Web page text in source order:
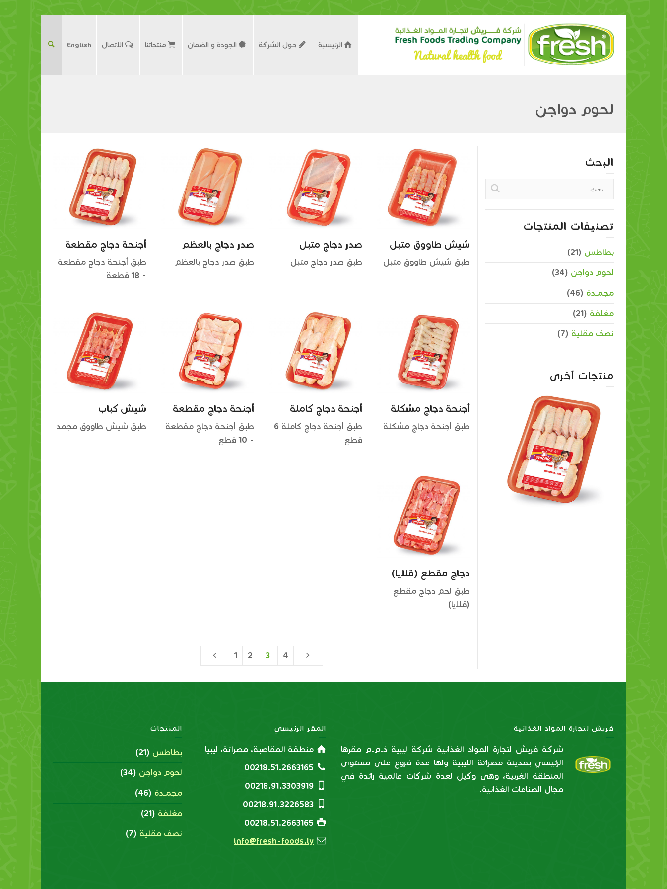
الرئيسية حول الشركة الجودة و الضمان منتجاتنا الاتصال English
لحوم دواجن
البحث
تصنيفات المنتجات
بطاطس (21)
لحوم دواجن (34)
مجمــدة (46)
مغلفة (21)
نصف مقلية (7)
منتجات أخرى
أجنحة دجاج مقطعة
صدر دجاج بالعظم
شرائح أفخاذ برجر دجاج
شيش طاووق متبل
طبق شيش طاووق متبل
صدر دجاج متبل
طبق صدر دجاج متبل
صدر دجاج بالعظم
طبق صدر دجاج بالعظم
أجنحة دجاج مقطعة
طبق أجنحة دجاج مقطعة
- 18 قطعة
أجنحة دجاج مشكلة
طبق أجنحة دجاج مشكلة
أجنحة دجاج كاملة
طبق أجنحة دجاج كاملة 6
قطع
أجنحة دجاج مقطعة
طبق أجنحة دجاج مقطعة
- 10 قطع
شيش كباب
طبق شيش طاووق مجمد
دجاج مقطع (قلايا)
طبق لحم دجاج مقطع
(قلايا)
1 2 3 4
فريش لتجارة المواد الغذائية
شركة فريش لتجارة المواد الغذائية شركة ليبية ذ.م.م مقرها
الرئيسي بمدينة مصراتة الليبية ولها عدة فروع على مستوى
المنطقة الغربية، وهى وكيل لعدة شركات عالمية رائدة في
مجال الصناعات الغذائية.
المقر الرئيسي
منطقة المقاصبة، مصراتة، ليبيا
00218.51.2663165
00218.91.3303919
00218.91.3226583
00218.51.2663165
info@fresh-foods.ly
المنتجات
بطاطس (21)
لحوم دواجن (34)
مجمــدة (46)
مغلفة (21)
نصف مقلية (7)